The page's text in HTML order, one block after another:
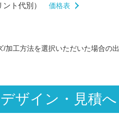
ント代別） 価格表
加工方法を選択いただいた場合の
デザイン・見積へ